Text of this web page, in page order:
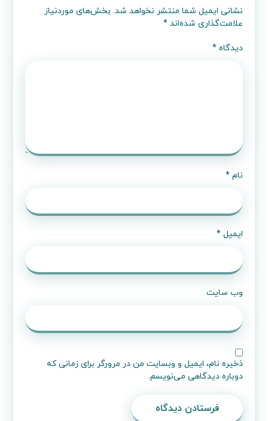
نشانی ایمیل شما منتشر نخواهد شد. بخش‌های موردنیاز
علامت‌گذاری شده‌اند*
دیدگاه*
نام*
ایمیل*
وب‌ سایت
ذخیره نام، ایمیل و وبسایت من در مرورگر برای زمانی که
دوباره دیدگاهی می‌نویسم.
فرستادن دیدگاه